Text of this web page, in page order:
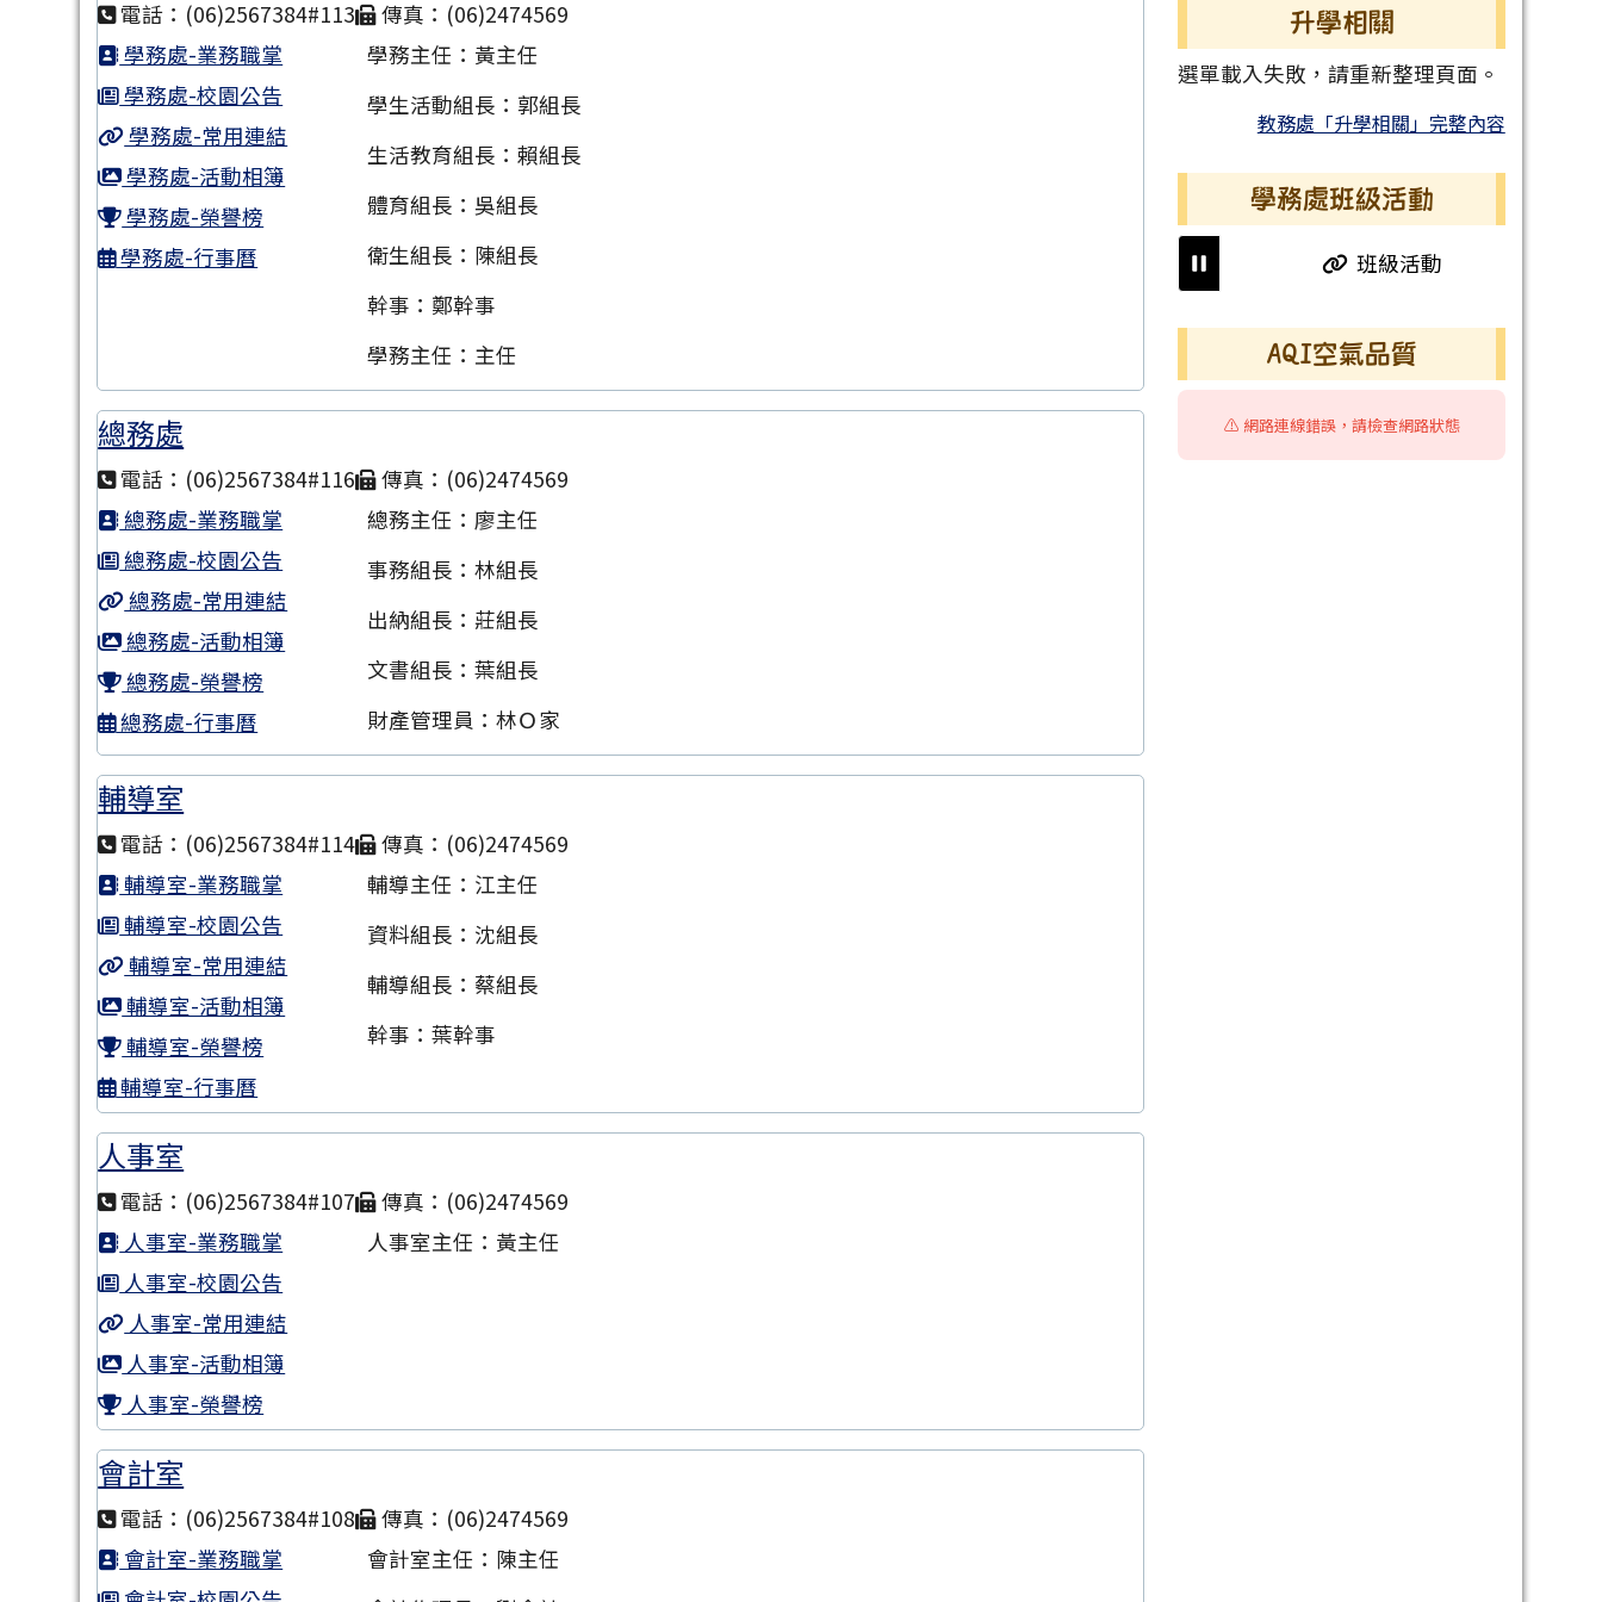
電話：(06)2567384#113
傳真：(06)2474569
學務處-業務職掌
學務處-校園公告
學務處-常用連結
學務處-活動相簿
學務處-榮譽榜
學務處-行事曆
學務主任：黃主任
學生活動組長：郭組長
生活教育組長：賴組長
體育組長：吳組長
衛生組長：陳組長
幹事：鄭幹事
學務主任：主任
總務處
電話：(06)2567384#116
傳真：(06)2474569
總務處-業務職掌
總務處-校園公告
總務處-常用連結
總務處-活動相簿
總務處-榮譽榜
總務處-行事曆
總務主任：廖主任
事務組長：林組長
出納組長：莊組長
文書組長：葉組長
財產管理員：林Ｏ家
輔導室
電話：(06)2567384#114
傳真：(06)2474569
輔導室-業務職掌
輔導室-校園公告
輔導室-常用連結
輔導室-活動相簿
輔導室-榮譽榜
輔導室-行事曆
輔導主任：江主任
資料組長：沈組長
輔導組長：蔡組長
幹事：葉幹事
人事室
電話：(06)2567384#107
傳真：(06)2474569
人事室-業務職掌
人事室-校園公告
人事室-常用連結
人事室-活動相簿
人事室-榮譽榜
人事室主任：黃主任
會計室
電話：(06)2567384#108
傳真：(06)2474569
會計室-業務職掌
會計室主任：陳主任
升學相關
選單載入失敗，請重新整理頁面。
教務處「升學相關」完整內容
學務處班級活動
班級活動
右邊區域內容
AQI空氣品質
⚠️ 網路連線錯誤，請檢查網路狀態